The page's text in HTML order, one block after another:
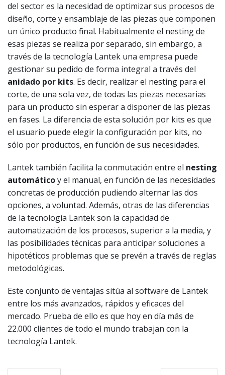
del sector es la necesidad de optimizar sus procesos de
diseño, corte y ensamblaje de las piezas que componen
un único producto final. Habitualmente el nesting de
esas piezas se realiza por separado, sin embargo, a
través de la tecnología Lantek una empresa puede
gestionar su pedido de forma integral a través del
anidado por kits. Es decir, realizar el nesting para el
corte, de una sola vez, de todas las piezas necesarias
para un producto sin esperar a disponer de las piezas
en fases. La diferencia de esta solución por kits es que
el usuario puede elegir la configuración por kits, no
sólo por productos, en función de sus necesidades.
Lantek también facilita la conmutación entre el nesting
automáticoy el manual, en función de las necesidades
concretas de producción pudiendo alternar las dos
opciones, a voluntad. Además, otras de las diferencias
de la tecnología Lantek son la capacidad de
automatización de los procesos, superior a la media, y
las posibilidades técnicas para anticipar soluciones a
hipotéticos problemas que se prevén a través de reglas
metodológicas.
Este conjunto de ventajas sitúa al software de Lantek
entre los más avanzados, rápidos y eficaces del
mercado. Prueba de ello es que hoy en día más de
22.000 clientes de todo el mundo trabajan con la
tecnología Lantek.